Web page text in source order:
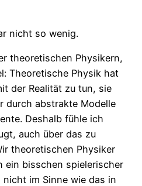
nicht so wenig.
theoretischen Physikern,
Theoretische Physik hat
der Realität zu tun, sie
durch abstrakte Modelle
Deshalb fühle ich
auch über das zu
theoretischen Physiker
ein bisschen spielerischer
im Sinne wie das in